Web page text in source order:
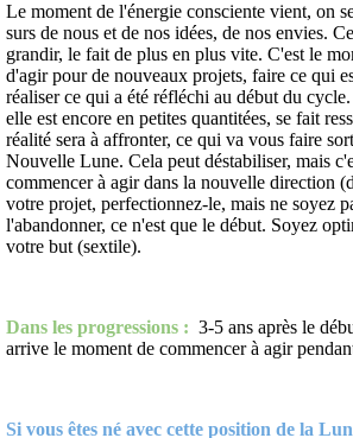
Le moment de l'énergie consciente vient, on
surs de nous et de nos idées, de nos envies.
grandir, le fait de plus en plus vite. C'est le
d'agir pour de nouveaux projets, faire ce qui
réaliser ce qui a été réfléchi au début du
elle est encore en petites quantitées, se fait
réalité sera à affronter, ce qui va vous faire
Nouvelle Lune. Cela peut déstabiliser, mais
commencer à agir dans la nouvelle direction
votre projet, perfectionnez-le, mais ne soyez
l'abandonner, ce n'est que le début. Soyez
votre but (sextile).
Dans les progressions : 3-5 ans après le
arrive le moment de commencer à agir
Si vous êtes né avec cette position de la